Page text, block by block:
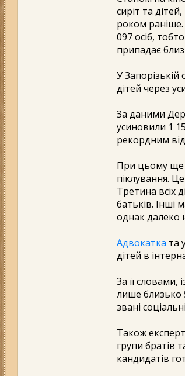
сиріт та
роком раніше.
097 осіб,
припадає
У
дітей через
За даними
усиновили 1
рекордним
При цьому ще
піклування.
Третина всіх
батьків. Інші
однак далеко
Адвокатка та
дітей в
За її словами,
лише близько
звані
Також
групи братів
кандидатів